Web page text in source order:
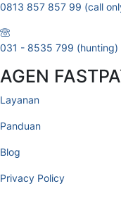
0813 857 857 99 (call
031 - 8535 799 (hunting)
AGEN
Layanan
Panduan
Blog
Privacy Policy